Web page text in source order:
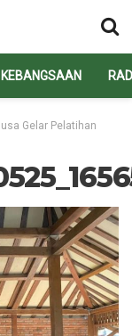
KEBANGSAAN
Gelar Pelatihan